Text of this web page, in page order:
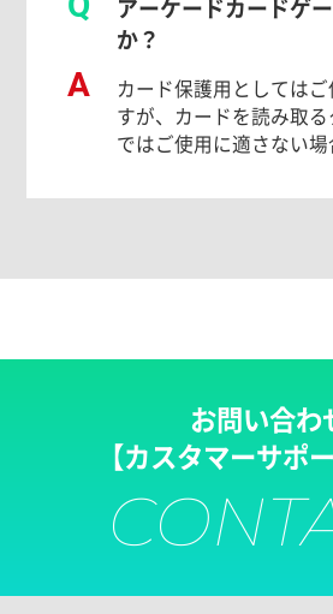
アーケードカードゲ
か？
A
カード保護用としては
すが、カードを読み取
ではご使用に適さない場
お問い合わ
【カスタマーサポ